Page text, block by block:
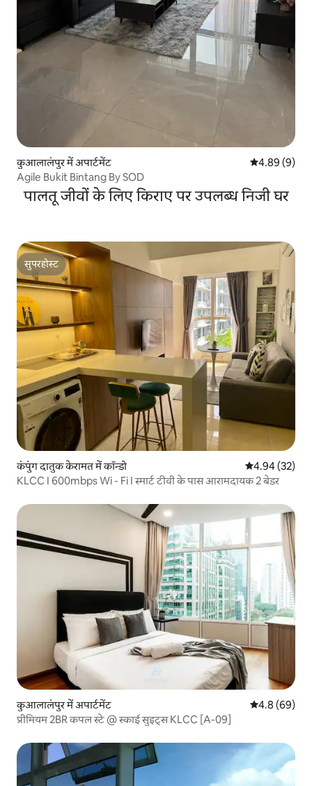
कुआलालंपुर में अपार्टमेंट औसत रेटिंग 5 में
4.89 (9)
Agile Bukit Bintang By SOD
पालतू जीवों के लिए किराए पर उपलब्ध निजी घर
सुपरहोस्ट
सुपरहोस्ट
कंपुंग दातुक केरामत में कॉन्डो औसत रेटिंग 5 में
4.94 (32)
KLCC I 600mbps Wi - Fi I स्मार्ट टीवी के पास आरामदायक 2 बेडर
कुआलालंपुर में अपार्टमेंट औसत रेटिंग 5 में
4.8 (69)
प्रीमियम 2BR कपल स्टे @ स्काई सुइट्स KLCC [A-09]